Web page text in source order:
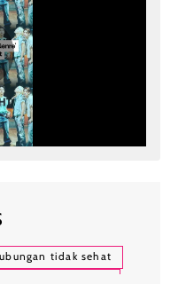
tidak sehat